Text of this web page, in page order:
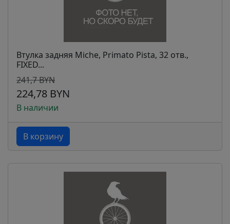
Втулка задняя Miche, Primato Pista, 32 отв.,
FIXED...
241,7 BYN
224,78 BYN
В наличии
В корзину